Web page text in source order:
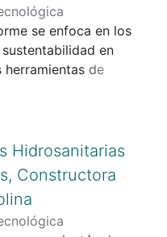
UNITEC)Ruth Daniela
;Suany Beatriz
se enfoca en los
en
herramientas de
construcción y la huella
los indicios de la
la construcción y su
a partir de la
haciendo hincapié
proceso
impacto negativo que
Hidrosanitarias
Constructora